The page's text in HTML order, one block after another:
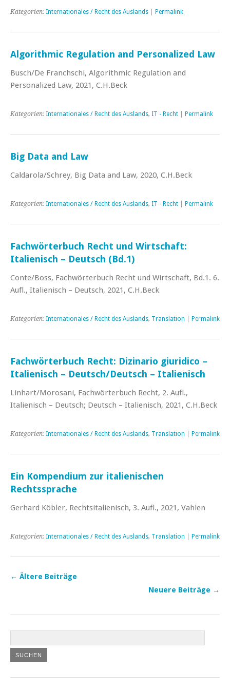
Kategorien: Internationales / Recht des Auslands Permalink
Algorithmic Regulation and Personalized Law
Busch/De Franchschi, Algorithmic Regulation and
Personalized Law, 2021, C.H.Beck
Kategorien: Internationales / Recht des Auslands, IT - Recht Permalink
Big Data and Law
Caldarola/Schrey, Big Data and Law, 2020, C.H.Beck
Kategorien: Internationales / Recht des Auslands, IT - Recht Permalink
Fachwörterbuch Recht und Wirtschaft:
Italienisch – Deutsch (Bd.1)
Conte/Boss, Fachwörterbuch Recht und Wirtschaft, Bd.1. 6.
Aufl., Italienisch – Deutsch, 2021, C.H.Beck
Kategorien: Internationales / Recht des Auslands, Translation Permalink
Fachwörterbuch Recht: Dizinario giuridico –
Italienisch – Deutsch/Deutsch – Italienisch
Linhart/Morosani, Fachwörterbuch Recht, 2. Aufl.,
Italienisch – Deutsch; Deutsch – Italienisch, 2021, C.H.Beck
Kategorien: Internationales / Recht des Auslands, Translation Permalink
Ein Kompendium zur italienischen
Rechtssprache
Gerhard Köbler, Rechtsitalienisch, 3. Aufl., 2021, Vahlen
Kategorien: Internationales / Recht des Auslands, Translation Permalink
← Ältere Beiträge
Neuere Beiträge →